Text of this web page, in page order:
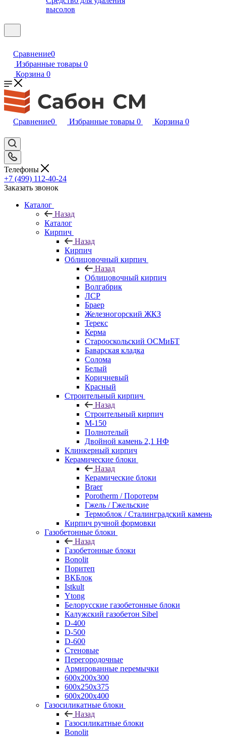
высолов
Сравнение0
Избранные товары 0
Корзина 0
Сравнение0 Избранные товары 0 Корзина 0
Телефоны
+7 (499) 112-40-24
Заказать звонок
Каталог
Назад
Каталог
Кирпич
Назад
Кирпич
Облицовочный кирпич
Назад
Облицовочный кирпич
Волгабрик
ЛСР
Браер
Железногорский ЖКЗ
Терекс
Керма
Старооскольский ОСМиБТ
Баварская кладка
Солома
Белый
Коричневый
Красный
Строительный кирпич
Назад
Строительный кирпич
М-150
Полнотелый
Двойной камень 2,1 НФ
Клинкерный кирпич
Керамические блоки
Назад
Керамические блоки
Braer
Porotherm / Поротерм
Гжель / Гжельские
Термоблок / Сталинградский камень
Кирпич ручной формовки
Газобетонные блоки
Назад
Газобетонные блоки
Bonolit
Поритеп
ВКБлок
Istkult
Ytong
Белорусские газобетонные блоки
Калужский газобетон Sibel
D-400
D-500
D-600
Стеновые
Перегородочные
Армированные перемычки
600х200х300
600х250х375
600х200х400
Газосиликатные блоки
Назад
Газосиликатные блоки
Bonolit